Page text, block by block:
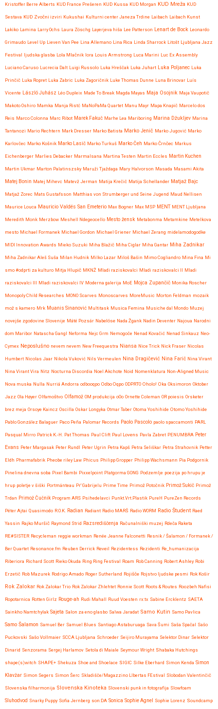
Kristoffer Berre Alberts KUD France Prešeren KUD Kussa KUD Morgan KUD Mreža KUD
Sestava KUD Zvočni izviri Kukushai Kulturni center Janeza Trdine Laibach Laibach Kunst
Lakiko Lamina Larry Ochs Laura Zöschg Layerjeva hiša Lee Patterson Lenart de Bock Leonardo
Grimaudo Level Up Lieven Van Pee Lina Allemano Lina Rica Linda Sharrock Litošt Ljubljana Jazz
Festival ljudska glasba Lola Mlačnik lora Louis Armstrong Luca Marini Luc Ex Assembly
Luciano Caruso Lucrecia Dalt Luigi Russolo Luka Hreščak Luka Juhart Luka Poljanec Luka
Prinčič Luka Ropret Luka Zabric Luka Zagoričnik Luke Thomas Dunne Luna Brinovar Luís
Vicente László Juhász Léo Dupleix Made To Break Magda Mayas Maja Osojnik Maja Vaupotič
Makoto Oshiro Mamka Manja Ristć MaNoPaMa Quartet Manu Mayr Mapa Knapič Marcelo dos
Reis Marco Colonna Marc Ribot Marek Fakuč Marhe Lea Mariboring Marina Džukljev Marina
Tantanozi Mario Rechtern Mark Dresser Marko Batista Marko Jenič Marko Jugović Marko
Karlovčec Marko Košnik Marko Lasič Marko Turkuš Marko Čeh Marko Črnčec Markus
Eichenberger Marlies Debacker Marmalsana Martina Testen Martin Eccles Martin Kuchen
Martin Ukmar Marton Palatinszsky Maruži Tjaždaga Mary Halvorson Masada Masami Akita
Matej Bonin Matej Mihevc Matevž Jerman Matija Krečič Matija Schellander Matjaž Bajc
Matjaž Zorec Mats Gustafsson Matthias von Strumberger und Seine Jugend Maud Nellisen
Maurice Louca Mauricio Valdés San Emeterio Max Bogner Max MSP MENT MENT Ljubljana
Meredith Monk Merzbow Meshell Ndegeocello Mesto žensk Metabonma Metamkine Metelkova
mesto Michael Formanek Michael Gordon Michael Griener Michael Zerang midelamodogodke
MIDI Innovation Awards Mieko Suzuki Miha Blažič Miha Ciglar Miha Gantar Miha Zadnikar
Miha Zadnikar Aleš Suša Milan Hudnik Milko Lazar Miloš Bašin Mimo Cogliandro Mina Fina Mi
smo #odprti za kulturo Mitja Hlupič MKNŽ Mladi raziskovalci Mladi raziskovalci II Mladi
raziskovalci III Mladi raziskovalci IV Moderna galerija MoE Mojca Zupančič Monika Roscher
Monopoly Child Researches MONO Scarves Monoscarves MoreMusic Morton Feldman mozaik
mož s kamero Mrk Muanis Sinanović Multitask Musica Femina Musiche dal Mondo Muzej
novejše zgodovine Slovenije Máté Pozsár Nabelóse Nada Žgank Nadin Deventer Najoua Narodni
dom Maribor Natascha Gangl Neforma Nejc Grm Nemogoče Nenad Kovačić Nenad Sinkauz Neo-
Cymex Neposlušno nevem nevem New Freequestra Niansa Nice Trick Nick Fraser Nicolas
Humbert Nicolas Jaar Nikola Vuković Nils Vermeulen Nina Dragičević Nina Farič Nina Virant
Nina Virant Vira Nitz Nocturna Discordia Noel Akchote Noid Nomenklatura Non-Aligned Music
Nova muska Nulla Nurriá Andorra odbooqpo Odbo Oqpo ODPRTO Oholo! Oka Oksimoron Oktober
Jazz Ola Høyer Olfamoštvo Olfamož OM produkcija oOo Ornette Coleman OR poiesis Orsketer
brez meja Orsoye Kaincz Oscilla Oskar Longyka Otmar Taber Otoma Yoshihide Otomo Yoshihide
Pablo González Balaguer Paco Peña Palomar Records Paolo Pascolo paolo spaccamonti PARL
Pasqual Mirro Patrick K.-H. Pat Thomas Paul Clift Paul Lovens Pavla Zabret PENUMBRA Peter
Evans Peter Margasak Peter Rundl Peter Ugrin Petra Kapš Petra Seliškar Petra Strahovnik Petter
Eldh Pharmafabrik Pheobe riley Law Phicus Philipp Gropper Philipp Wachsmann Pia Podgornik
Pinelina dnevna soba Pixel Bambi Pixxelpoint Platgorma GONG Podzemlje poezija po hrupu je
hrup poletje v šiški Portmänteau Pr' Gabrijelu Prime Time Primož Potočnik Primož Sukič Primož
Trdan Primož Čučnik Program ARS Psihedelavci Punkt.Vrt.Plastik PureH PureZen Records
Péter Ajtai Quasimodo R.O.K. Radian Radiant Radio MARŠ Radio WORM Radio Študent Raed
Yassin Rajko Muršič Raymond Strid Razsrediščenja Računalniški muzej Rdeča Raketa
RE#SISTER Recycleman reggie workman Renée Jeanne Falconetti Resnik / Šalamon / Formanek /
Ber Quartet Resonance.fm Reuben Derrick Reveil Rezidentess Rezidenti Re_humanizacija
Riberiora Richard Scott Rieko Okuda Ring Ring Festival Roam Rob Canning Robert Ashley Robi
Erzetič Rob Mazurek Rodrigo Amado Roger Sutherland Rojišče Rojstvo ljudske pesmi Rok Košir
Rok Zalokar Rok Zalokar Trio Rok Zalokar Zhlehtet Ronnie Scott Roots & Routes Roozbeh Nafisi
Ropotarnica Rotten Girlz Rouge-ah Rudi Mahall Ruud Voesten rx:tx Sabine Ercklentz SAETA
Sainkho Namtchylak Sajeta Salon za eno glasbo Salwa Jaradat Samo Kutin Samo Pavlica
Samo Šalamon Samuel Ber Samuel Blues Santiago Astaburuaga Sava Šumi Saša Spačal Sašo
Puckovski Sašo Vollmaier SCCA Ljubljana Schroeder Seijiro Murayama Selektor Dinar Selektor
Dinarid Senzorama Sergej Harlamov Setola di Maiale Seymour Wright Shabaka Hutchings
shape(s)witch SHAPE+ Shekuza Shoe and Shoelace SIGIC Silke Eberhard Simon Kenda Simon
Klavžar Simon Segers Simon Šerc Skladišče/Magazzino LIbertas FEstival Slobodan Valentinčič
Slovenska filharmonija Slovenska Kinoteka Slovenski punk in fotografija Slowfoam
Sluhodvod Snarky Puppy Sofia Jernberg son:DA Sonica Sophie Agnel Sophie Lorenz Soundcamp